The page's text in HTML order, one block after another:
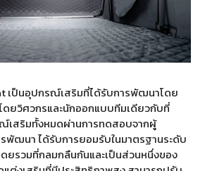
เป็นอุปกรณ์เสริมที่ได้รับการพัฒนาโดย
ยวิศวกรและนักออกแบบทีมเดียวกับที่
เสริมทั้งหมดผ่านการทดสอบจากผู้
พัฒนา ได้รับการยอมรับในมาตรฐานระดับ
ยรวมที่กลมกลืนกันและเป็นส่วนหนึ่งของ